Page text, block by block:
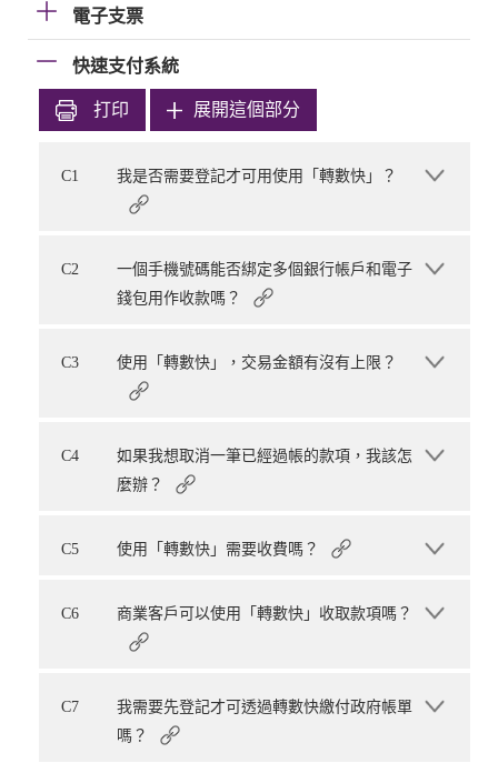
電子支票
快速支付系統
打印 展開這個部分
C1 我是否需要登記才可用使用「轉數快」？
C2
一個手機號碼能否綁定多個銀行帳戶和電子
錢包用作收款嗎？
C3 使用「轉數快」，交易金額有沒有上限？
C4
如果我想取消一筆已經過帳的款項，我該怎
麼辦？
C5 使用「轉數快」需要收費嗎？
C6 商業客戶可以使用「轉數快」收取款項嗎？
C7
我需要先登記才可透過轉數快繳付政府帳單
嗎？